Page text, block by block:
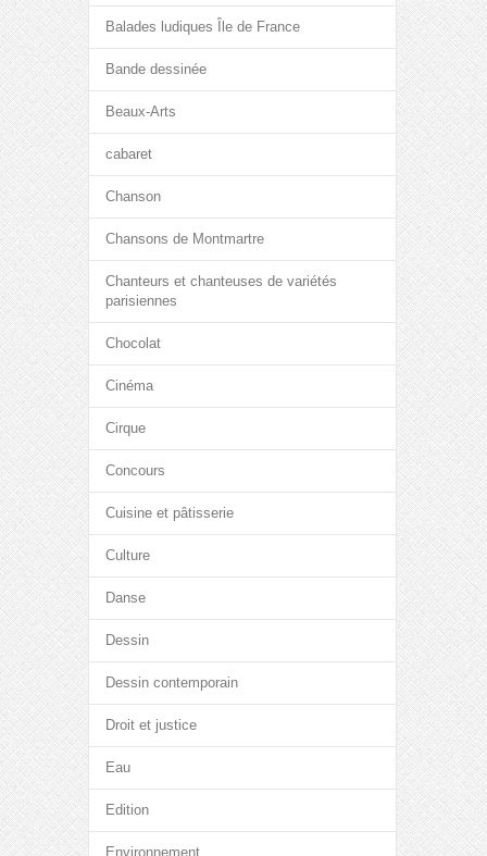
Balades ludiques Île de France
Bande dessinée
Beaux-Arts
cabaret
Chanson
Chansons de Montmartre
Chanteurs et chanteuses de variétés
parisiennes
Chocolat
Cinéma
Cirque
Concours
Cuisine et pâtisserie
Culture
Danse
Dessin
Dessin contemporain
Droit et justice
Eau
Edition
Environnement